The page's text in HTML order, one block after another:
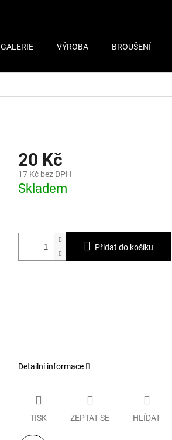
GALERIE VÝROBA BROUŠENÍ
20 Kč
17 Kč bez DPH
Skladem
Přidat do košíku
Detailní informace
TISK ZEPTAT SE HLÍDAT